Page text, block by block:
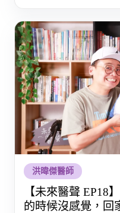
洪暐傑醫師
【未來醫聲 EP18
的時候沒感覺，回